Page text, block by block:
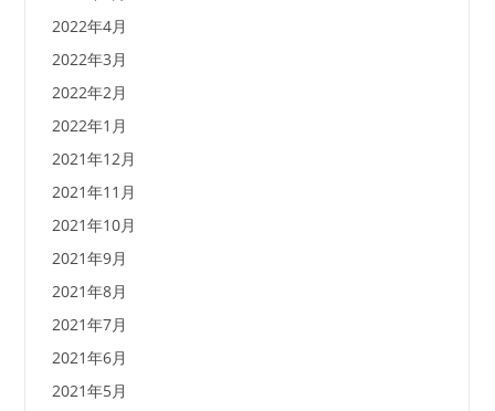
2022年4月
2022年3月
2022年2月
2022年1月
2021年12月
2021年11月
2021年10月
2021年9月
2021年8月
2021年7月
2021年6月
2021年5月